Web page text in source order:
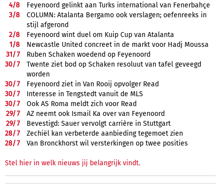
4/8
Feyenoord gelinkt aan Turks international van Fenerbahçe
3/8
COLUMN: Atalanta Bergamo ook verslagen; oefenreeks in
stijl afgerond
2/8
Feyenoord wint duel om Kuip Cup van Atalanta
1/8
Newcastle United concreet in de markt voor Hadj Moussa
31/7
Ruben Schaken woedend op Feyenoord
30/7
Twente ziet bod op Schaken resoluut van tafel geveegd
worden
30/7
Feyenoord ziet in Van Rooij opvolger Read
30/7
Interesse in Tengstedt vanuit de MLS
30/7
Ook AS Roma meldt zich voor Read
29/7
AZ neemt ook Ismail Ka over van Feyenoord
29/7
Bevestigd: Sauer vervolgt carrière in Stuttgart
28/7
Zechiël kan verbeterde aanbieding tegemoet zien
28/7 Van Bronckhorst wil versterkingen op twee posities
Stel hier in welk nieuws jij belangrijk vindt.